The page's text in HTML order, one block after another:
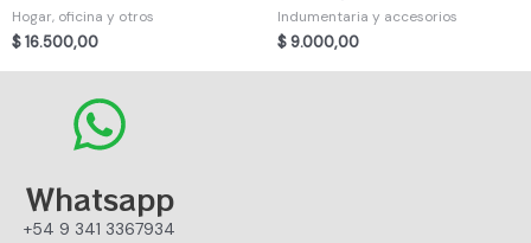
Hogar, oficina y otros
$16.500,00
Indumentaria y accesorios
$9.000,00
Whatsapp
+54 9 341 3367934